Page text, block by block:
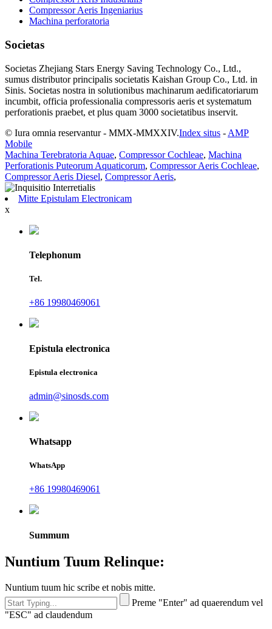
Compressor Aeris Ingeniarius
Machina perforatoria
Societas
Societas Zhejiang Stars Energy Saving Technology Co., Ltd.,
sumus distributor principalis societatis Kaishan Group Co., Ltd. in
Sinis. Societas nostra in solutionibus machinarum aedificatoriarum
incumbit, officia professionalia compressoris aeris et systematum
perforationis praebet, et plus quam 3000 societatibus inservit.
© Iura omnia reservantur - MMX-MMXXIV.Index situs - AMP
Mobile
Machina Terebratoria Aquae, Compressor Cochleae, Machina
Perforationis Puteorum Aquaticorum, Compressor Aeris Cochleae,
Compressor Aeris Diesel, Compressor Aeris,
Mitte Epistulam Electronicam
x
Telephonum
Tel.
+86 19980469061
Epistula electronica
Epistula electronica
admin@sinosds.com
Whatsapp
WhatsApp
+86 19980469061
Summum
Nuntium Tuum Relinque:
Nuntium tuum hic scribe et nobis mitte.
Preme "Enter" ad quaerendum vel
"ESC" ad claudendum